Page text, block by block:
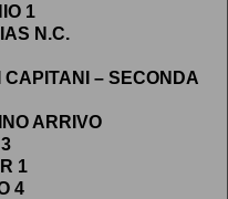
1
N.C.
– SECONDA
ARRIVO
1
4